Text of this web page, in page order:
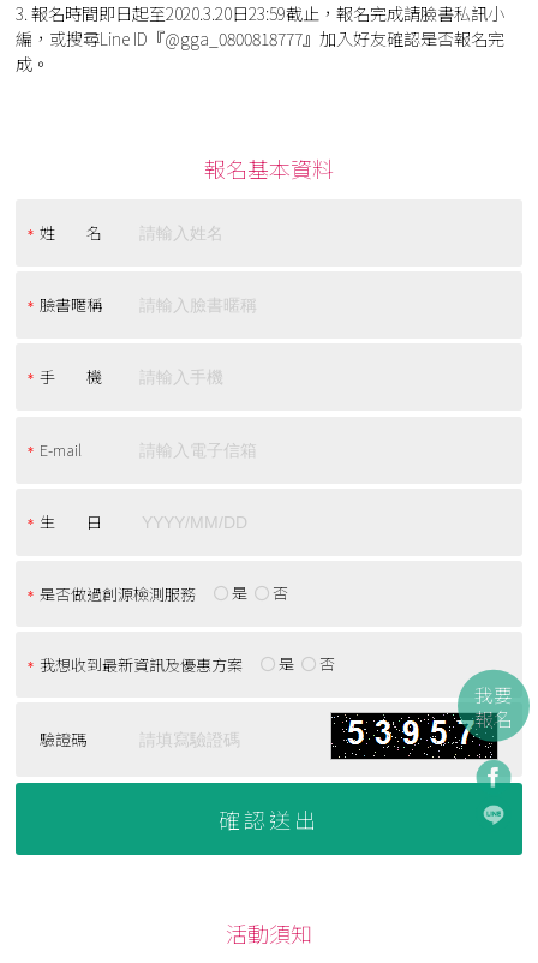
3. 報名時間即日起至2020.3.20日23:59截止，報名完成請臉書私訊小
編，或搜尋Line ID『@gga_0800818777』加入好友確認是否報名完
成。
報名基本資料
姓 名
臉書暱稱
手 機
E-mail
生 日
是否做過創源檢測服務 是 否
我想收到最新資訊及優惠方案 是 否
驗證碼
確認送出
活動須知
我要
報名